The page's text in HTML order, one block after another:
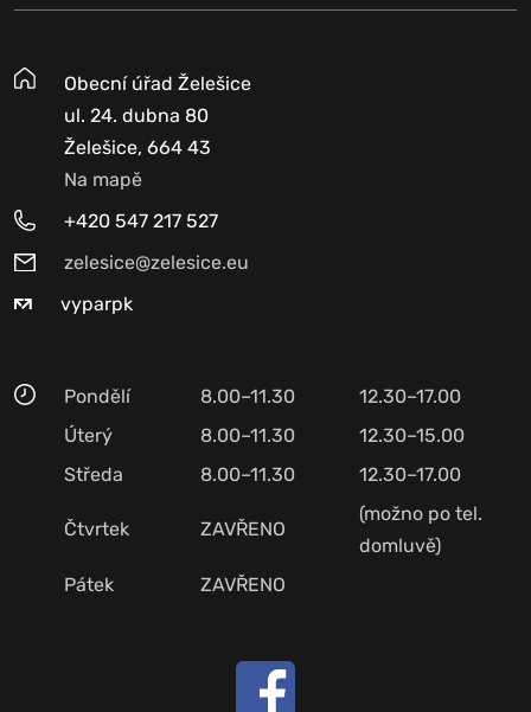
Obecní úřad Želešice
ul. 24. dubna 80
Želešice, 664 43
Na mapě
+420 547 217 527
zelesice@zelesice.eu
vyparpk
Pondělí 8.00–11.30
12.30–17.00
Úterý
8.00–11.30
12.30–15.00
Středa
8.00–11.30 12.30–17.00
Čtvrtek ZAVŘENO
(možno po tel.
domluvě)
Pátek
ZAVŘENO